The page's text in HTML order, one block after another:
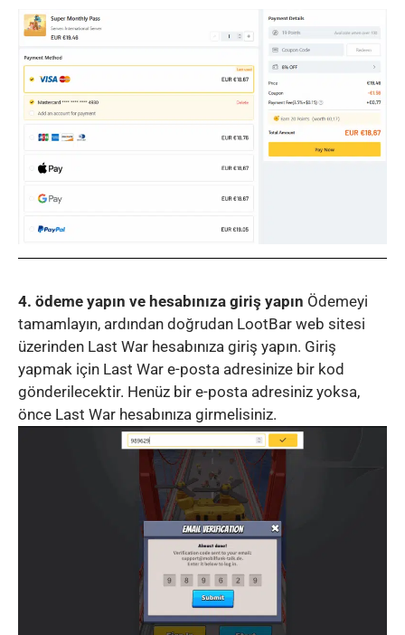
4. ödeme yapın ve hesabınıza giriş yapın Ödemeyi
tamamlayın, ardından doğrudan LootBar web sitesi
üzerinden Last War hesabınıza giriş yapın. Giriş
yapmak için Last War e-posta adresinize bir kod
gönderilecektir. Henüz bir e-posta adresiniz yoksa,
önce Last War hesabınıza girmelisiniz.